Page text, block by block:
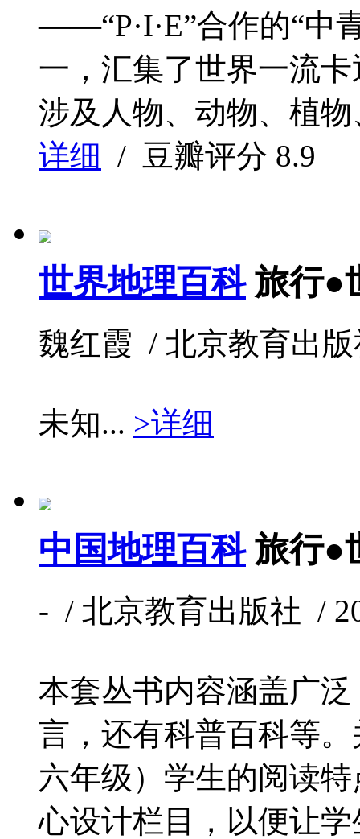
——“P·I·E”合作的“中
一，汇集了世界一流
涉及人物、动物、植
详细 / 豆瓣评分 8.9
世界地理百科 旅行●
魏红霞 / 北京教育出
未知... >详细
中国地理百科 旅行●
- / 北京教育出版社 /
本套丛书内容涵盖广
言，还有科普百科等
六年级）学生的阅读
心设计栏目，以便让